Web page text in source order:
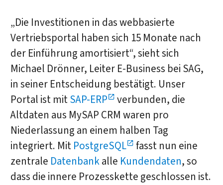
„Die Investitionen in das webbasierte
Vertriebsportal haben sich 15 Monate nach
der Einführung amortisiert“, sieht sich
Michael Drönner, Leiter E-Business bei SAG,
in seiner Entscheidung bestätigt. Unser
Portal ist mitSAP-ERP
verbunden, die
Altdaten aus MySAP CRM waren pro
Niederlassung an einem halben Tag
integriert. Mit PostgreSQL
fasst nun eine
zentrale Datenbankalle Kundendaten, so
dass die innere Prozesskette geschlossen ist.